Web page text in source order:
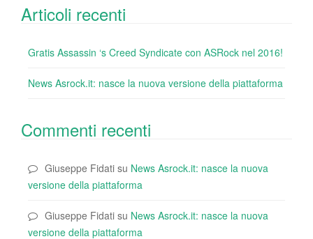
Articoli recenti
Gratis Assassin ‘s Creed Syndicate con ASRock nel 2016!
News Asrock.it: nasce la nuova versione della piattaforma
Commenti recenti
Giuseppe Fidati su News Asrock.it: nasce la nuova
versione della piattaforma
Giuseppe Fidati su News Asrock.it: nasce la nuova
versione della piattaforma